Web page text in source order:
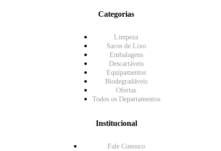
Categorias
Limpeza
Sacos de Lixo
Embalagens
Descartáveis
Equipamentos
Biodegradáveis
Ofertas
Todos os Departamentos
Institucional
Fale Conosco